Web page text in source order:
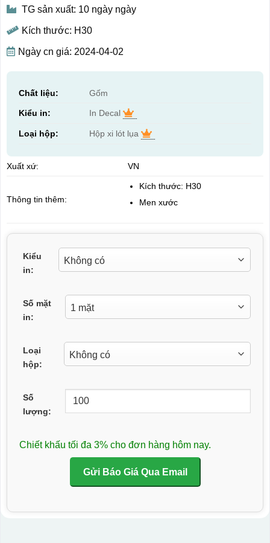
TG sản xuất: 10 ngày ngày
Kích thước: H30
Ngày cn giá: 2024-04-02
Chất liệu: Gốm
Kiểu in: In Decal
Loại hộp: Hộp xi lót lụa
Xuất xứ: VN
Thông tin thêm:
Kích thước: H30
Men xước
Kiểu
in:
Số mặt
in:
Loại
hộp:
Số
lượng:
Chiết khấu tối đa 3% cho đơn hàng hôm nay.
Gửi Báo Giá Qua Email